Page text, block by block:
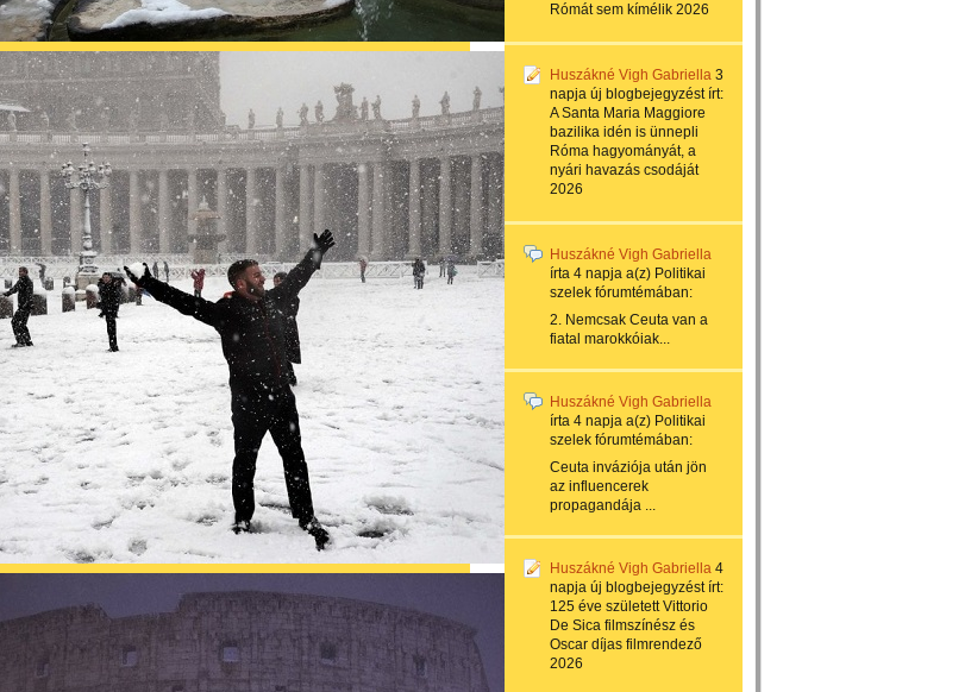
Rómát sem kímélik 2026
Huszákné Vigh Gabriella 3
napja új blogbejegyzést írt:
A Santa Maria Maggiore
bazilika idén is ünnepli
Róma hagyományát, a
nyári havazás csodáját
2026
Huszákné Vigh Gabriella
írta 4 napja a(z) Politikai
szelek fórumtémában:
2. Nemcsak Ceuta van a
fiatal marokkóiak...
Huszákné Vigh Gabriella
írta 4 napja a(z) Politikai
szelek fórumtémában:
Ceuta inváziója után jön
az influencerek
propagandája ...
Huszákné Vigh Gabriella 4
napja új blogbejegyzést írt:
125 éve született Vittorio
De Sica filmszínész és
Oscar díjas filmrendező
2026